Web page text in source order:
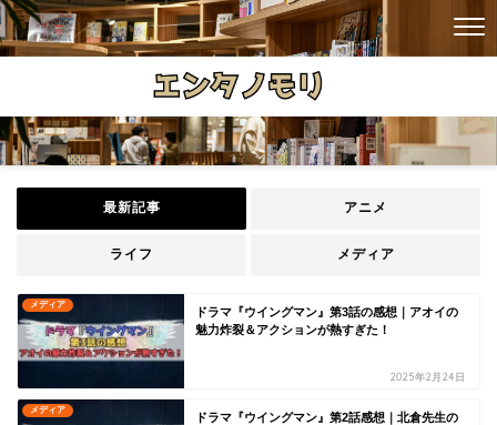
最新記事 アニメ
ライフ メディア
メディア
ドラマ『ウイングマン』第3話の感想｜アオイの
魅力炸裂＆アクションが熱すぎた！
2025年2月24日
メディア
ドラマ『ウイングマン』第2話感想｜北倉先生の